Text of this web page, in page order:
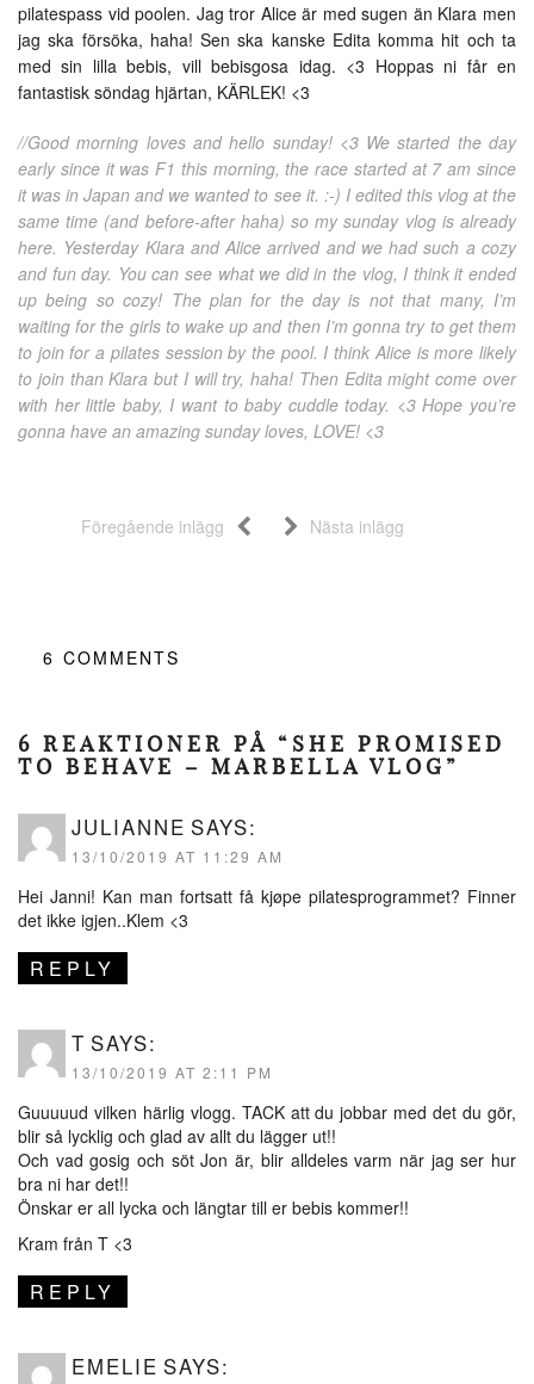
pilatespass vid poolen. Jag tror Alice är med sugen än Klara men
jag ska försöka, haha! Sen ska kanske Edita komma hit och ta
med sin lilla bebis, vill bebisgosa idag. <3 Hoppas ni får en
fantastisk söndag hjärtan, KÄRLEK! <3
//Good morning loves and hello sunday! <3 We started the day
early since it was F1 this morning, the race started at 7 am since
it was in Japan and we wanted to see it. :-) I edited this vlog at the
same time (and before-after haha) so my sunday vlog is already
here. Yesterday Klara and Alice arrived and we had such a cozy
and fun day. You can see what we did in the vlog, I think it ended
up being so cozy! The plan for the day is not that many, I’m
waiting for the girls to wake up and then I’m gonna try to get them
to join for a pilates session by the pool. I think Alice is more likely
to join than Klara but I will try, haha! Then Edita might come over
with her little baby, I want to baby cuddle today. <3 Hope you’re
gonna have an amazing sunday loves, LOVE! <3
Föregående inlägg Nästa inlägg
6 COMMENTS
6 REAKTIONER PÅ “SHE PROMISED
TO BEHAVE – MARBELLA VLOG”
JULIANNE SAYS:
13/10/2019 AT 11:29 AM
Hei Janni! Kan man fortsatt få kjøpe pilatesprogrammet? Finner
det ikke igjen..Klem <3
REPLY
T SAYS:
13/10/2019 AT 2:11 PM
Guuuuud vilken härlig vlogg. TACK att du jobbar med det du gör,
blir så lycklig och glad av allt du lägger ut!!
Och vad gosig och söt Jon är, blir alldeles varm när jag ser hur
bra ni har det!!
Önskar er all lycka och längtar till er bebis kommer!!
Kram från T <3
REPLY
EMELIE SAYS: